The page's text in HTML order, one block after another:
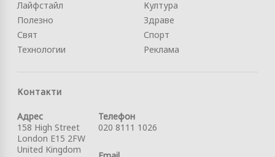
Лайфстайл
Полезно
Свят
Технологии
Култура
Здраве
Спорт
Реклама
Контакти
Адрес
158 High Street
London E15 2FW
United Kingdom
Телефон
020 8111 1026